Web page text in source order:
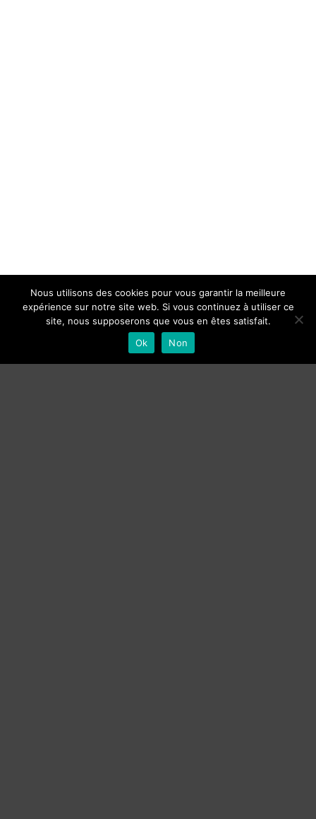
Nous utilisons des cookies pour vous garantir la meilleure
expérience sur notre site web. Si vous continuez à utiliser ce
site, nous supposerons que vous en êtes satisfait.
Ok
Non